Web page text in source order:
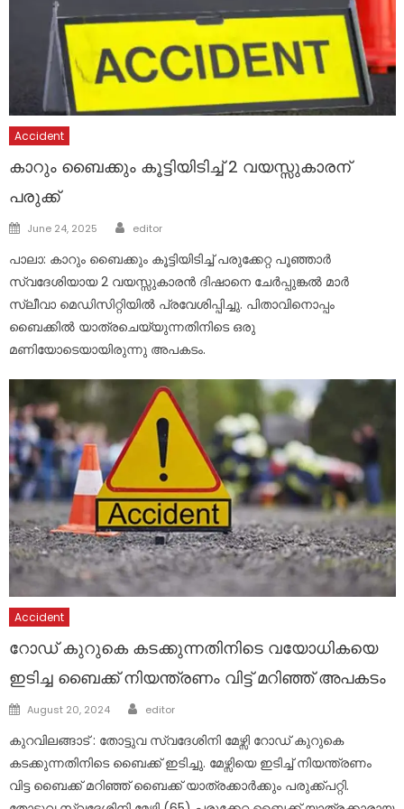
Accident
കാറും ബൈക്കും കൂട്ടിയിടിച്ച് 2 വയസ്സുകാരന്
പരുക്ക്
Posted
June 24, 2025 Author
editor
പാലാ: കാറും ബൈക്കും കൂട്ടിയിടിച്ച് പരുക്കേറ്റ പൂഞ്ഞാർ
സ്വദേശിയായ 2 വയസ്സുകാരൻ ദിഷാനെ ചേർപ്പുങ്കൽ മാർ
സ്ലീവാ മെഡിസിറ്റിയിൽ പ്രവേശിപ്പിച്ചു. പിതാവിനൊപ്പം
ബൈക്കിൽ യാത്രചെയ്യുന്നതിനിടെ ഒരു
മണിയോടെയായിരുന്നു അപകടം.
Accident
റോഡ് കുറുകെ കടക്കുന്നതിനിടെ വയോധികയെ
ഇടിച്ച ബൈക്ക് നിയന്ത്രണം വിട്ട് മറിഞ്ഞ് അപകടം
Posted
August 20, 2024 Author
editor
കുറവിലങ്ങാട് : തോട്ടുവ സ്വദേശിനി മേഴ്സി റോഡ് കുറുകെ
കടക്കുന്നതിനിടെ ബൈക്ക് ഇടിച്ചു. മേഴ്സിയെ ഇടിച്ച് നിയന്ത്രണം
വിട്ട ബൈക്ക് മറിഞ്ഞ് ബൈക്ക് യാത്രക്കാർക്കും പരുക്ക്പറ്റി.